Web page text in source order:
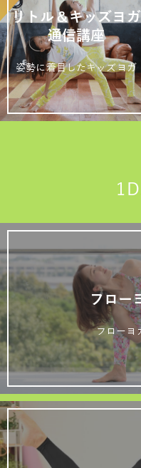
リトル＆キッズヨガ
通信講座
姿勢に着目したキッズヨガ
フロー
フローヨ